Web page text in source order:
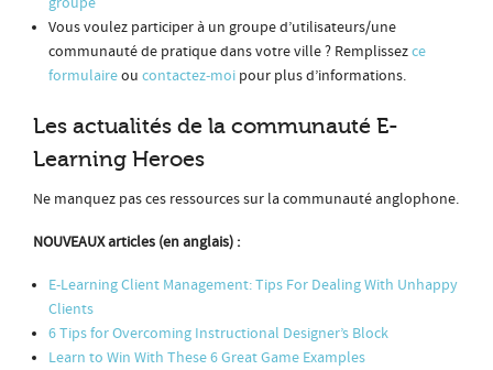
Vous voulez participer à un groupe d’utilisateurs/une
communauté de pratique dans votre ville ? Remplissezce
formulaireou contactez-moi pour plus d’informations.
Les actualités de la communauté E-
Learning Heroes
Ne manquez pas ces ressources sur la communauté anglophone.
NOUVEAUX articles (en anglais) :
E-Learning Client Management: Tips For Dealing With Unhappy
Clients
6 Tips for Overcoming Instructional Designer’s Block
Learn to Win With These 6 Great Game Examples